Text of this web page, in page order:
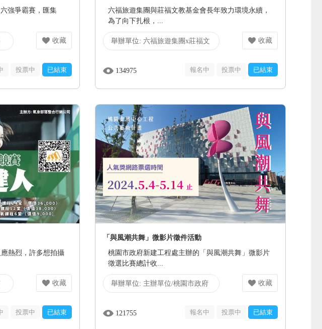
強爭霸賽，匯集
收藏
投票中 已結束
六福旅遊集團與莊福文教基金會長年致力環境永續，
為了向下扎根，...
舉辦單位: 六福旅遊集團x莊福文 收藏
134975 報名中 投票中 已結束
應熱烈，許多想拍攝
收藏
投票中 已結束
「與風潮共舞」微影片徵件活動
桃園市政府新建工程處主辦的「與風潮共舞」微影片
徵選比賽總計收...
舉辦單位: 主辦單位/桃園市政府 收藏
121755 報名中 投票中 已結束